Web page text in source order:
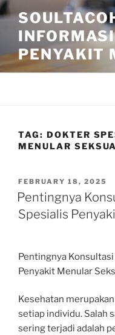
Skip
to
content
PENYAKIT
TAG: DOKTER
MENULAR
POSTED
ON
FEBRUARY 18, 2025
Pentingnya
Spesialis
Pentingnya
Penyakit Menular
Kesehatan
setiap individu. Salah
sering terjadi adalah